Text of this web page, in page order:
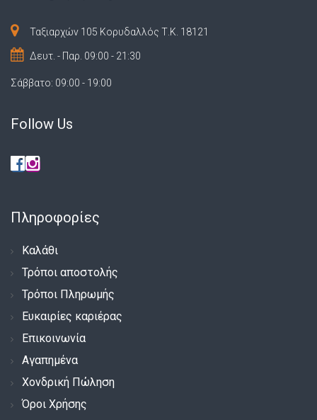
Ταξιαρχών 105 Κορυδαλλός Τ.Κ. 18121
Δευτ. - Παρ. 09:00 - 21:30
Σάββατο: 09:00 - 19:00
Follow Us
Πληροφορίες
Καλάθι
Τρόποι αποστολής
Τρόποι Πληρωμής
Ευκαιρίες καριέρας
Επικοινωνία
Αγαπημένα
Χονδρική Πώληση
Όροι Χρήσης